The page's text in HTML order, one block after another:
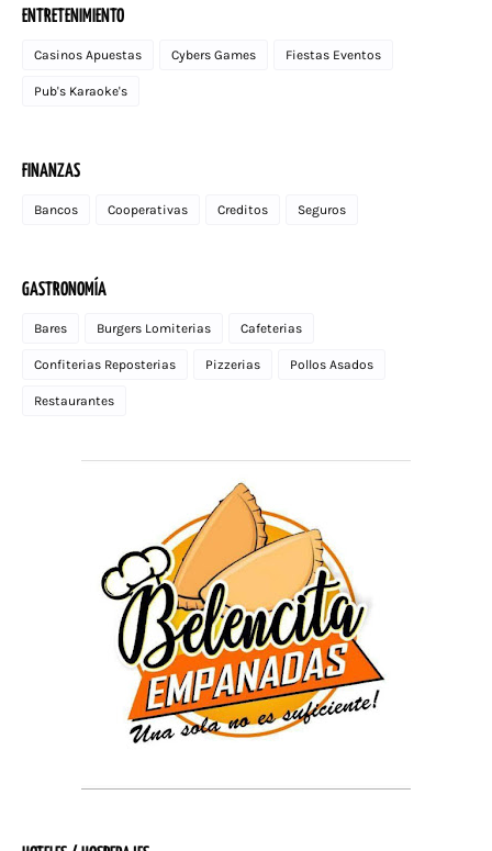
ENTRETENIMIENTO
Casinos Apuestas Cybers Games Fiestas Eventos
Pub's Karaoke's
FINANZAS
Bancos Cooperativas Creditos Seguros
GASTRONOMÍA
Bares Burgers Lomiterias Cafeterias
Confiterias Reposterias Pizzerias Pollos Asados
Restaurantes